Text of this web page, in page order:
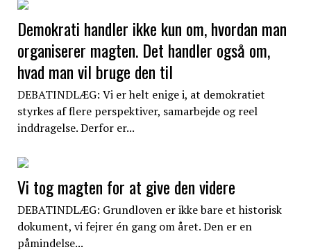
Demokrati handler ikke kun om, hvordan man
organiserer magten. Det handler også om,
hvad man vil bruge den til
DEBATINDLÆG: Vi er helt enige i, at demokratiet
styrkes af flere perspektiver, samarbejde og reel
inddragelse. Derfor er...
Vi tog magten for at give den videre
DEBATINDLÆG: Grundloven er ikke bare et historisk
dokument, vi fejrer én gang om året. Den er en
påmindelse...